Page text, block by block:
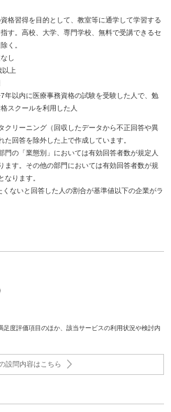
格習得を目的として、教室等に通学して学習する
す。高校、大学、専門学校、無料で受講できるセ
く。
し
以上
年以内に医療事務資格の試験を受験した人で、勉
スクールを利用した人
リーニング（回収したデータから不正回答や異
回答を除外した上で作成しています。
の「業態別」においては有効回答者数が規定人
ます。その他の部門においては有効回答者数が規
なります。
ないと回答した人の割合が基準値以下の企業がラ
度評価項目のほか、該当サービスの利用状況や検討内
設問内容はこちら